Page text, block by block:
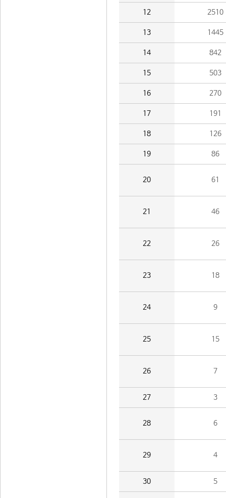
12 2510
13 1445
14 842
15 503
16 270
17 191
18 126
19 86
20 61
21 46
22 26
23 18
24 9
25 15
26 7
27 3
28 6
29 4
30 5